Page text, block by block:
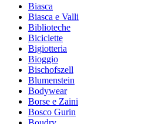
Biasca
Biasca e Valli
Biblioteche
Biciclette
Bigiotteria
Bioggio
Bischofszell
Blumenstein
Bodywear
Borse e Zaini
Bosco Gurin